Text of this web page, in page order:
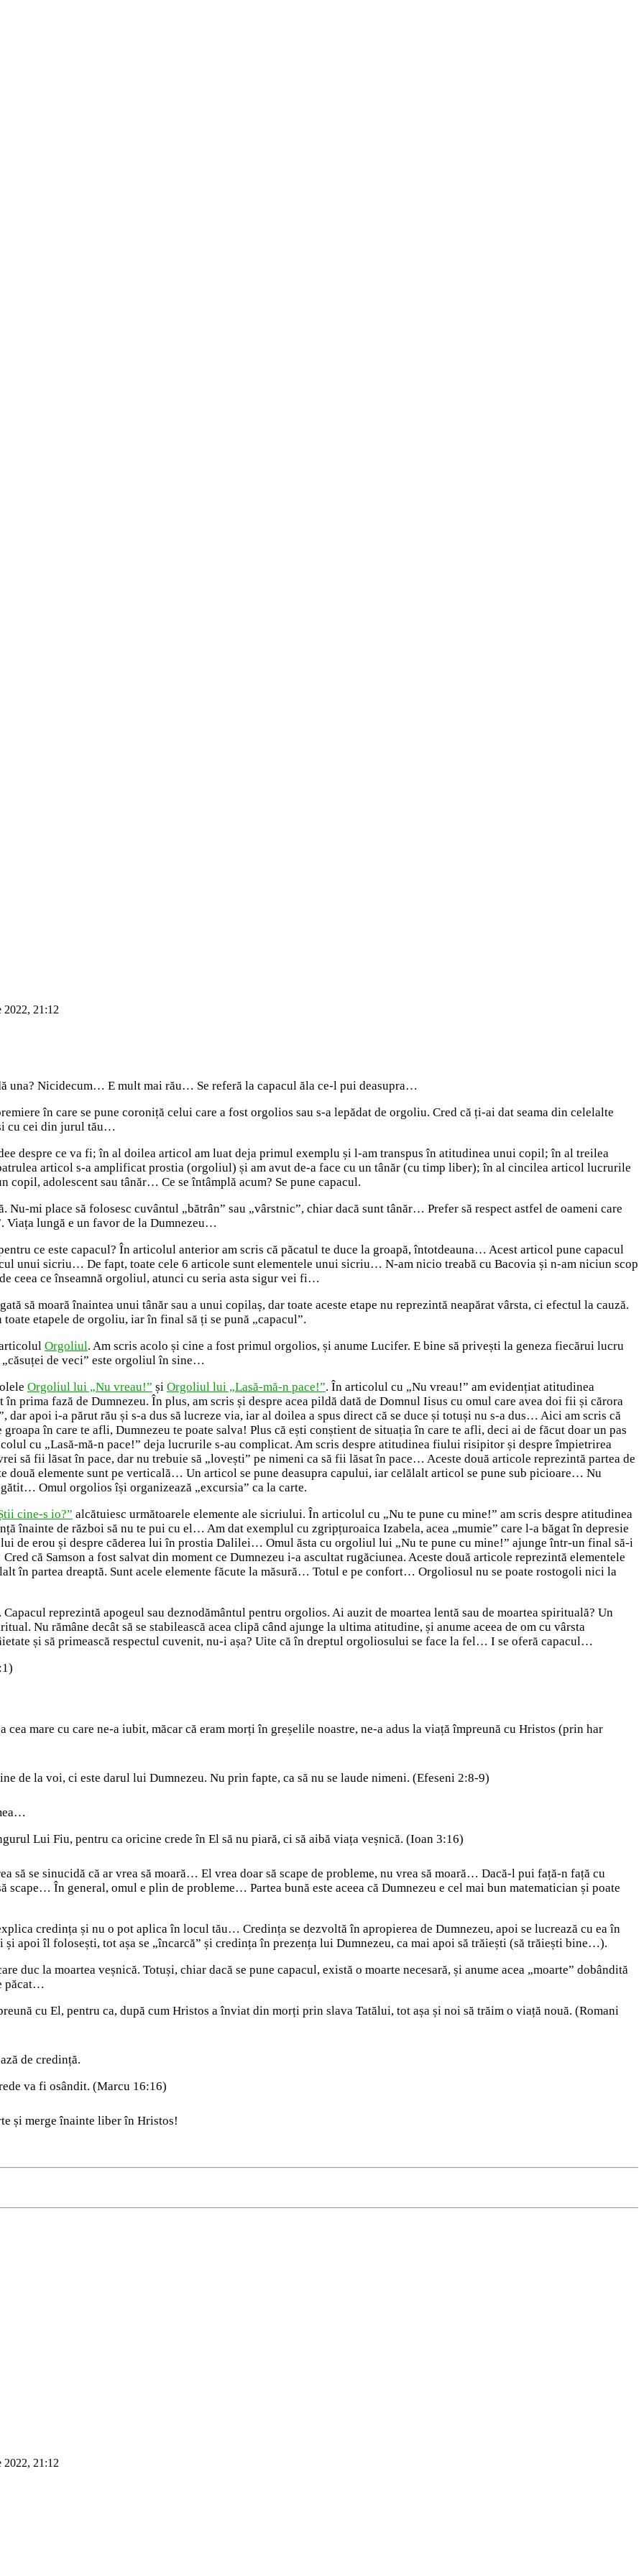
2022, 21:12
una? Nicidecum… E mult mai rău… Se referă la capacul ăla ce-l pui deasupra…
în care se pune coroniță celui care a fost orgolios sau s-a lepădat de orgoliu. Cred că ți-ai dat seama din celelalte
cu cei din jurul tău…
despre ce va fi; în al doilea articol am luat deja primul exemplu și l-am transpus în atitudinea unui copil; în al treilea
articol s-a amplificat prostia (orgoliul) și am avut de-a face cu un tânăr (cu timp liber); în al cincilea articol lucrurile
copil, adolescent sau tânăr… Ce se întâmplă acum? Se pune capacul.
mi place să folosesc cuvântul „bătrân” sau „vârstnic”, chiar dacă sunt tânăr… Prefer să respect astfel de oameni care
Viața lungă e un favor de la Dumnezeu…
ce este capacul? În articolul anterior am scris că păcatul te duce la groapă, întotdeauna… Acest articol pune capacul
unui sicriu… De fapt, toate cele 6 articole sunt elementele unui sicriu… N-am nicio treabă cu Bacovia și n-am niciun scop
ceea ce înseamnă orgoliul, atunci cu seria asta sigur vei fi…
să moară înaintea unui tânăr sau a unui copilaș, dar toate aceste etape nu reprezintă neapărat vârsta, ci efectul la cauză.
etapele de orgoliu, iar în final să ți se pună „capacul”.
Orgoliul. Am scris acolo și cine a fost primul orgolios, și anume Lucifer. E bine să privești la geneza fiecărui lucru
de veci” este orgoliul în sine…
Orgoliul lui „Nu vreau!” și Orgoliul lui „Lasă-mă-n pace!”. În articolul cu „Nu vreau!” am evidențiat atitudinea
prima fază de Dumnezeu. În plus, am scris și despre acea pildă dată de Domnul Iisus cu omul care avea doi fii și cărora
dar apoi i-a părut rău și s-a dus să lucreze via, iar al doilea a spus direct că se duce și totuși nu s-a dus… Aici am scris că
în care te afli, Dumnezeu te poate salva! Plus că ești conștient de situația în care te afli, deci ai de făcut doar un pas
cu „Lasă-mă-n pace!” deja lucrurile s-au complicat. Am scris despre atitudinea fiului risipitor și despre împietrirea
să fii lăsat în pace, dar nu trebuie să „lovești” pe nimeni ca să fii lăsat în pace… Aceste două articole reprezintă partea de
două elemente sunt pe verticală… Un articol se pune deasupra capului, iar celălalt articol se pune sub picioare… Nu
Omul orgolios își organizează „excursia” ca la carte.
cine-s io?” alcătuiesc următoarele elemente ale sicriului. În articolul cu „Nu te pune cu mine!” am scris despre atitudinea
înainte de război să nu te pui cu el… Am dat exemplul cu zgripțuroaica Izabela, acea „mumie” care l-a băgat în depresie
de erou și despre căderea lui în prostia Dalilei… Omul ăsta cu orgoliul lui „Nu te pune cu mine!” ajunge într-un final să-i
că Samson a fost salvat din moment ce Dumnezeu i-a ascultat rugăciunea. Aceste două articole reprezintă elementele
în partea dreaptă. Sunt acele elemente făcute la măsură… Totul e pe confort… Orgoliosul nu se poate rostogoli nici la
reprezintă apogeul sau deznodământul pentru orgolios. Ai auzit de moartea lentă sau de moartea spirituală? Un
Nu rămâne decât să se stabilească acea clipă când ajunge la ultima atitudine, și anume aceea de om cu vârsta
și să primească respectul cuvenit, nu-i așa? Uite că în dreptul orgoliosului se face la fel… I se oferă capacul…
cea mare cu care ne-a iubit, măcar că eram morți în greșelile noastre, ne-a adus la viață împreună cu Hristos (prin har
de la voi, ci este darul lui Dumnezeu. Nu prin fapte, ca să nu se laude nimeni. (Efeseni 2:8-9)
Lui Fiu, pentru ca oricine crede în El să nu piară, ci să aibă viața veșnică. (Ioan 3:16)
să se sinucidă că ar vrea să moară… El vrea doar să scape de probleme, nu vrea să moară… Dacă-l pui față-n față cu
scape… În general, omul e plin de probleme… Partea bună este aceea că Dumnezeu e cel mai bun matematician și poate
credința și nu o pot aplica în locul tău… Credința se dezvoltă în apropierea de Dumnezeu, apoi se lucrează cu ea în
apoi îl folosești, tot așa se „încarcă” și credința în prezența lui Dumnezeu, ca mai apoi să trăiești (să trăiești bine…).
duc la moartea veșnică. Totuși, chiar dacă se pune capacul, există o moarte necesară, și anume acea „moarte” dobândită
păcat…
cu El, pentru ca, după cum Hristos a înviat din morți prin slava Tatălui, tot așa și noi să trăim o viață nouă. (Romani
de credință.
va fi osândit. (Marcu 16:16)
și merge înainte liber în Hristos!
2022, 21:12